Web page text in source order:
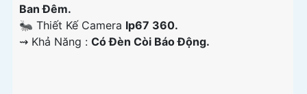
Ban Đêm.
🐜 Thiết Kế Camera Ip67 360.
️⇝ Khả Năng : Có Đèn Còi Báo Động.